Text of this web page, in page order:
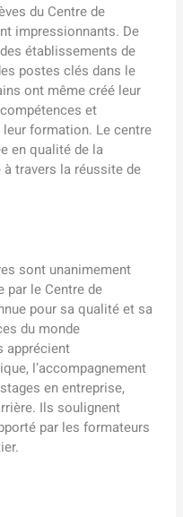
du Centre de
impressionnants. De
établissements de
postes clés dans le
ont même créé leur
et
formation. Le centre
en qualité de la
travers la réussite de
sont unanimement
le Centre de
pour sa qualité et sa
du monde
apprécient
l’accompagnement
en entreprise,
Ils soulignent
par les formateurs